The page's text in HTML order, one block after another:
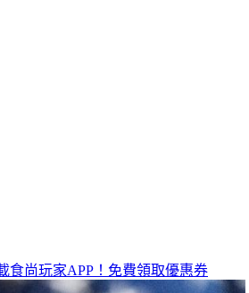
食尚玩家APP！免費領取優惠券